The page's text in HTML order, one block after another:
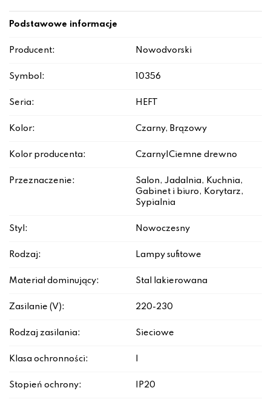
Podstawowe informacje
Producent: Nowodvorski
Symbol: 10356
Seria: HEFT
Kolor: Czarny, Brązowy
Kolor producenta: Czarny|Ciemne drewno
Przeznaczenie:
Salon, Jadalnia, Kuchnia,
Gabinet i biuro, Korytarz,
Sypialnia
Styl: Nowoczesny
Rodzaj: Lampy sufitowe
Materiał dominujący: Stal lakierowana
Zasilanie (V): 220-230
Rodzaj zasilania: Sieciowe
Klasa ochronności:
Stopień ochrony: IP20